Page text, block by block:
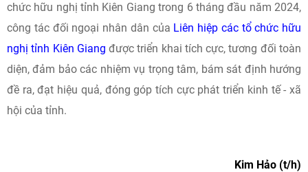
chức hữu nghị tỉnh Kiên Giang trong 6 tháng đầu năm 2024,
công tác đối ngoại nhân dân của Liên hiệp các tổ chức hữu
nghị tỉnh Kiên Giang được triển khai tích cực, tương đối toàn
diện, đảm bảo các nhiệm vụ trọng tâm, bám sát định hướng
đề ra, đạt hiệu quả, đóng góp tích cực phát triển kinh tế - xã
hội của tỉnh.
Kim Hảo (t/h)